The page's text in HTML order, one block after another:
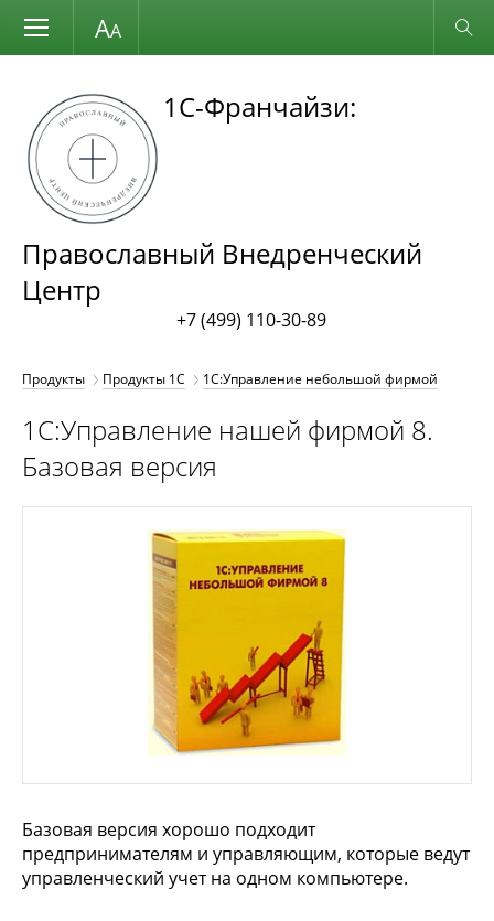
Размер шрифта Обычная версия
1С-Франчайзи:
Православный Внедренческий
Центр
+7 (499) 110-30-89
Продукты Продукты 1С 1С:Управление небольшой фирмой
1С:Управление нашей фирмой 8.
Базовая версия
Базовая версия хорошо подходит
предпринимателям и управляющим, которые ведут
управленческий учет на одном компьютере.